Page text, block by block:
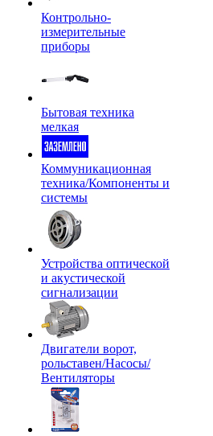
Контрольно-
измерительные
приборы
Бытовая техника
мелкая
Коммуникационная
техника/Компоненты и
системы
Устройства оптической
и акустической
сигнализации
Двигатели ворот,
рольставен/Насосы/
Вентиляторы